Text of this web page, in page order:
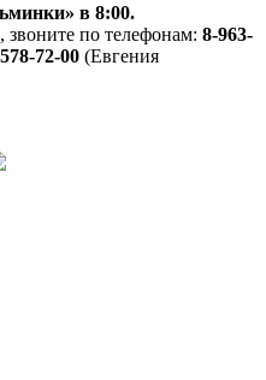
в 8:00.
звоните по телефонам: 8-963-
72-00 (Евгения